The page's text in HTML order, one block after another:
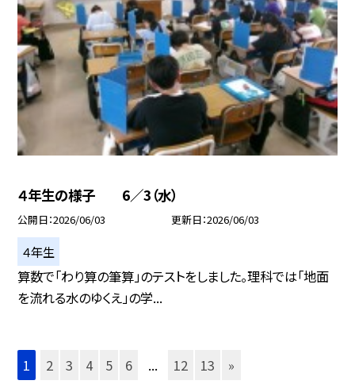
４年生の様子 6／3（水）
公開日 2026/06/03 更新日 2026/06/03
４年生
算数で「わり算の筆算」のテストをしました。理科では「地面
を流れる水のゆくえ」の学...
1 2 3 4 5 6 ... 12 13 »